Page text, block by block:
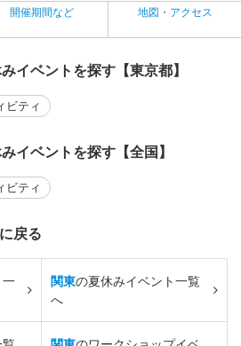
開催期間など 地図・アクセス
イベントを探す【東京都】
ビティ
イベントを探す【全国】
ビティ
戻る
関東の夏休みイベント一覧
へ